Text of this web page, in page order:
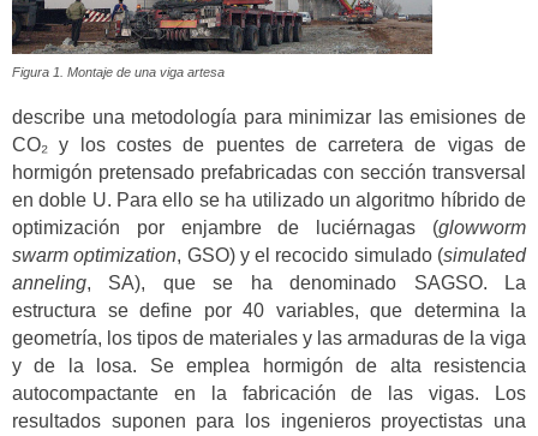
Figura 1. Montaje de una viga artesa
describe una metodología para minimizar las emisiones de
CO₂ y los costes de puentes de carretera de vigas de
hormigón pretensado prefabricadas con sección transversal
en doble U. Para ello se ha utilizado un algoritmo híbrido de
optimización por enjambre de luciérnagas (glowworm
swarm optimization, GSO) y el recocido simulado (simulated
anneling, SA), que se ha denominado SAGSO. La
estructura se define por 40 variables, que determina la
geometría, los tipos de materiales y las armaduras de la viga
y de la losa. Se emplea hormigón de alta resistencia
autocompactante en la fabricación de las vigas. Los
resultados suponen para los ingenieros proyectistas una